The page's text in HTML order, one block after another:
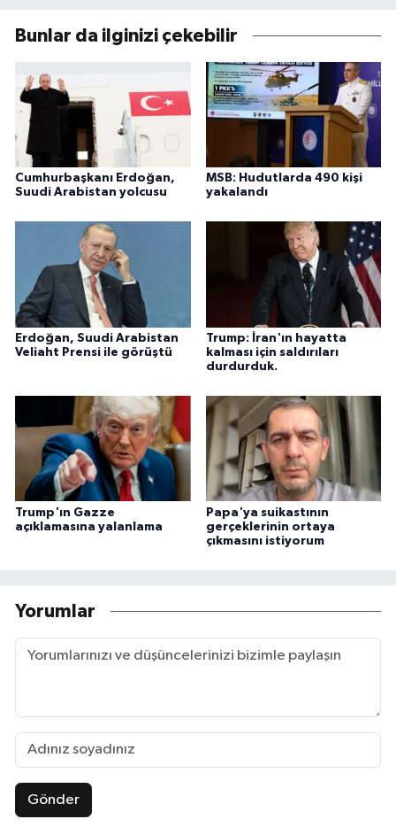
Bunlar da ilginizi çekebilir
Cumhurbaşkanı Erdoğan,
Suudi Arabistan yolcusu
MSB: Hudutlarda 490 kişi
yakalandı
Erdoğan, Suudi Arabistan
Veliaht Prensi ile görüştü
Trump: İran'ın hayatta
kalması için saldırıları
durdurduk.
Trump'ın Gazze
açıklamasına yalanlama
Papa'ya suikastının
gerçeklerinin ortaya
çıkmasını istiyorum
Yorumlar
Gönder